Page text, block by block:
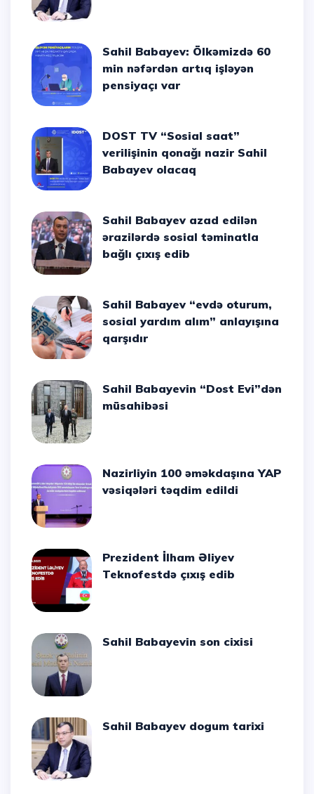
Sahil Babayev: Ölkəmizdə 60
min nəfərdən artıq işləyən
pensiyaçı var
DOST TV “Sosial saat”
verilişinin qonağı nazir Sahil
Babayev olacaq
Sahil Babayev azad edilən
ərazilərdə sosial təminatla
bağlı çıxış edib
Sahil Babayev “evdə oturum,
sosial yardım alım” anlayışına
qarşıdır
Sahil Babayevin “Dost Evi”dən
müsahibəsi
Nazirliyin 100 əməkdaşına YAP
vəsiqələri təqdim edildi
Prezident İlham Əliyev
Teknofestdə çıxış edib
Sahil Babayevin son cixisi
Sahil Babayev dogum tarixi